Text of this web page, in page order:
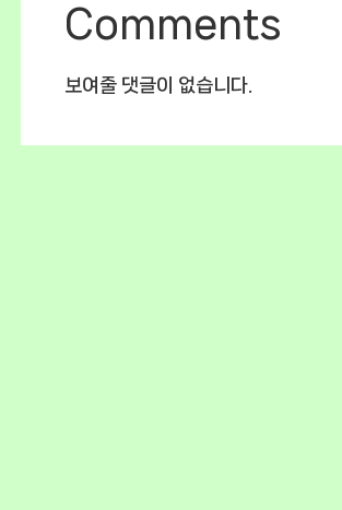
Comments
보여줄 댓글이 없습니다.